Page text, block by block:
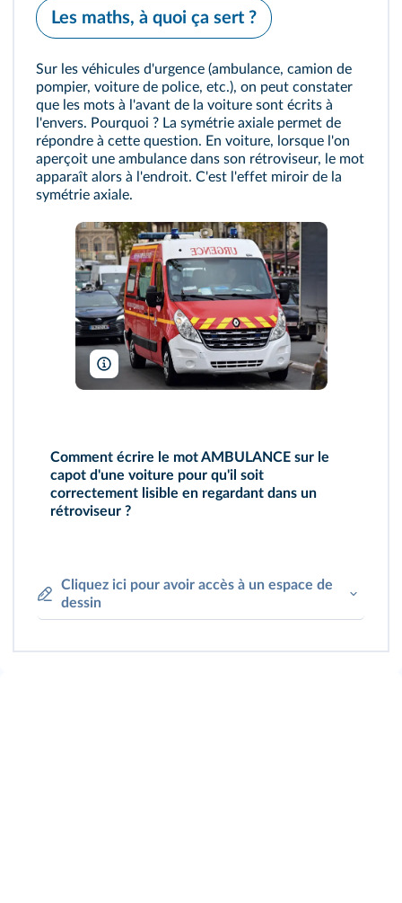
GeoGebra
Les maths, à quoi ça sert ?
Sur les véhicules d'urgence (ambulance, camion de
pompier, voiture de police, etc.), on peut constater
que les mots à l'avant de la voiture sont écrits à
l'envers. Pourquoi ? La symétrie axiale permet de
répondre à cette question. En voiture, lorsque l'on
aperçoit une ambulance dans son rétroviseur, le mot
apparaît alors à l'endroit. C'est l'effet miroir de la
symétrie axiale.
ChameleonsEye/Shutterstock
Comment écrire le mot AMBULANCE sur le
capot d'une voiture pour qu'il soit
correctement lisible en regardant dans un
rétroviseur ?
Cliquez ici pour avoir accès à un espace de
dessin